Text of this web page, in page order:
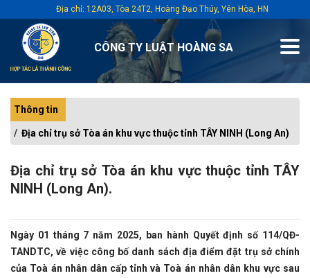
CÔNG TY LUẬT HOÀNG SA
Địa chỉ: 12A03, Tòa 24T2, Hoàng Đạo Thúy, Yên Hòa, HN
Thông tin
Địa chỉ trụ sở Tòa án khu vực thuộc tỉnh TÂY NINH (Long An)
Địa chỉ trụ sở Tòa án khu vực thuộc tỉnh TÂY
NINH (Long An).
Ngày 01 tháng 7 năm 2025, ban hành Quyết định số 114/QĐ-
TANDTC, về việc công bố danh sách địa điểm đặt trụ sở chính
của Toà án nhân dân cấp tỉnh và Toà án nhân dân khu vực sau